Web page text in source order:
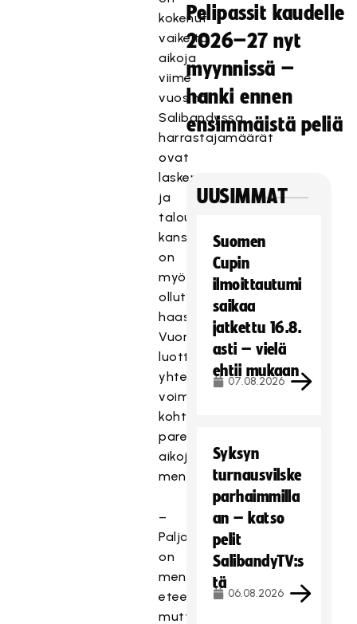
kokenut
vaikeita
aikoja
viime
vuosina.
Salibandyssa
harrastajamäärät
ovat
laskeneet
ja
talouden
kanssa
on
myös
ollut
haasteita.
Vuori
luottaa
yhteistyön
voimaan
kohti
parempia
aikoja
mentäessä.
–
Paljon
on
menty
eteenpäin,
mutta
Pelipassit kaudelle
2026–27 nyt
myynnissä –
hanki ennen
ensimmäistä peliä
UUSIMMAT
Suomen
Cupin
ilmoittautumi
saikaa
jatkettu 16.8.
asti – vielä
ehtii mukaan
07.08.2026
Syksyn
turnausvilske
parhaimmilla
an – katso
pelit
SalibandyTV:s
tä
06.08.2026